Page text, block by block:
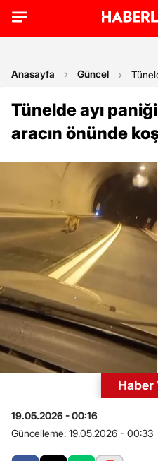
Anasayfa Güncel
Tünelde ayı
aracın önünde
Haber
19.05.2026 - 00:16
Güncelleme: 19.05.2026 - 00:33